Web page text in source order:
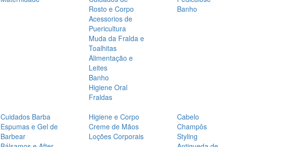
Rosto e Corpo
Acessorios de
Puericultura
Muda da Fralda e
Toalhitas
Alimentação e
Leites
Banho
Higiene Oral
Fraldas
Banho
Cuidados Barba
Espumas e Gel de
Barbear
Higiene e Corpo
Creme de Mãos
Loções Corporais
Cabelo
Champôs
Styling